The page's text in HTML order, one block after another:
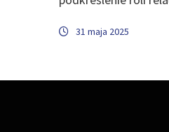
31 maja 2025